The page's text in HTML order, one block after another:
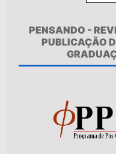
PENSANDO -
PUBLICAÇÃO